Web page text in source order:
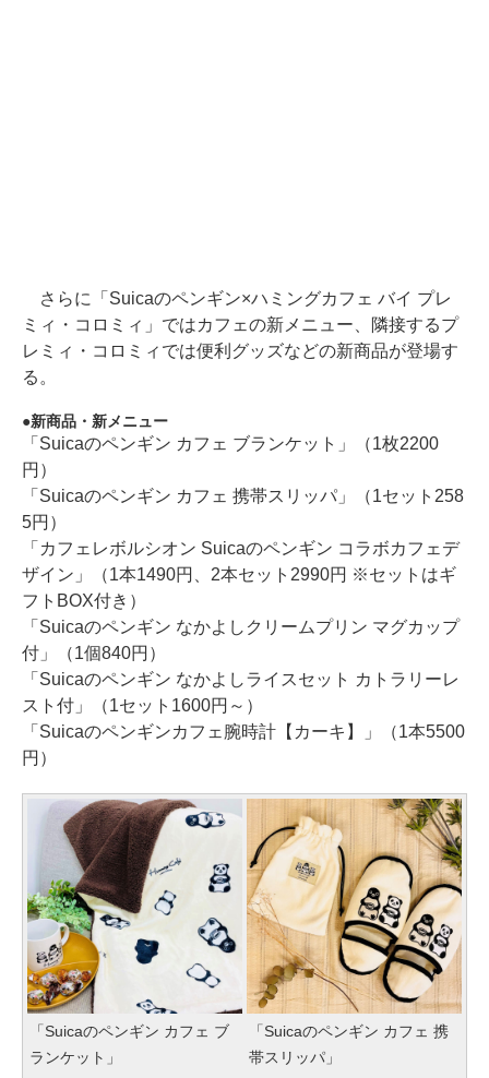
さらに「Suicaのペンギン×ハミングカフェ バイ プレ
ミィ・コロミィ」ではカフェの新メニュー、隣接するプ
レミィ・コロミィでは便利グッズなどの新商品が登場す
る。
新商品・新メニュー
「Suicaのペンギン カフェ ブランケット」（1枚2200
円）
「Suicaのペンギン カフェ 携帯スリッパ」（1セット258
5円）
「カフェレボルシオン Suicaのペンギン コラボカフェデ
ザイン」（1本1490円、2本セット2990円 ※セットはギ
フトBOX付き）
「Suicaのペンギン なかよしクリームプリン マグカップ
付」（1個840円）
「Suicaのペンギン なかよしライスセット カトラリーレ
スト付」（1セット1600円～）
「Suicaのペンギンカフェ腕時計【カーキ】」（1本5500
円）
「Suicaのペンギン カフェ ブ
ランケット」
「Suicaのペンギン カフェ 携
帯スリッパ」